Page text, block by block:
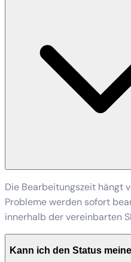
Die Bearbeitungszeit hängt
Probleme werden sofort
innerhalb der vereinbarten
Kann ich den Status